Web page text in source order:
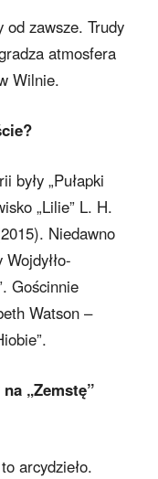
od zawsze. Trudy
atmosfera
Wilnie.
były „Pułapki
„Lilie” L. H.
Niedawno
Gościnnie
Watson –
„Zemstę”
arcydzieło.